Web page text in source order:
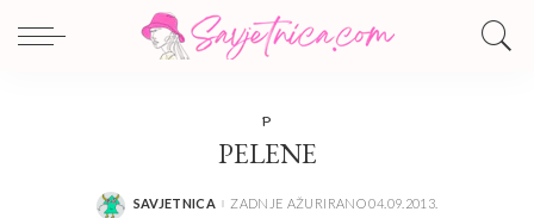
P
PELENE
POSTED
SAVJETNICA ZADNJE AŽURIRANO 04.09.2013.